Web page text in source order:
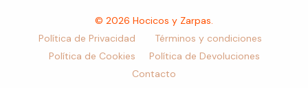
© 2026 Hocicos y Zarpas.
Política de Privacidad
Términos y condiciones
Política de Cookies Política de Devoluciones
Contacto